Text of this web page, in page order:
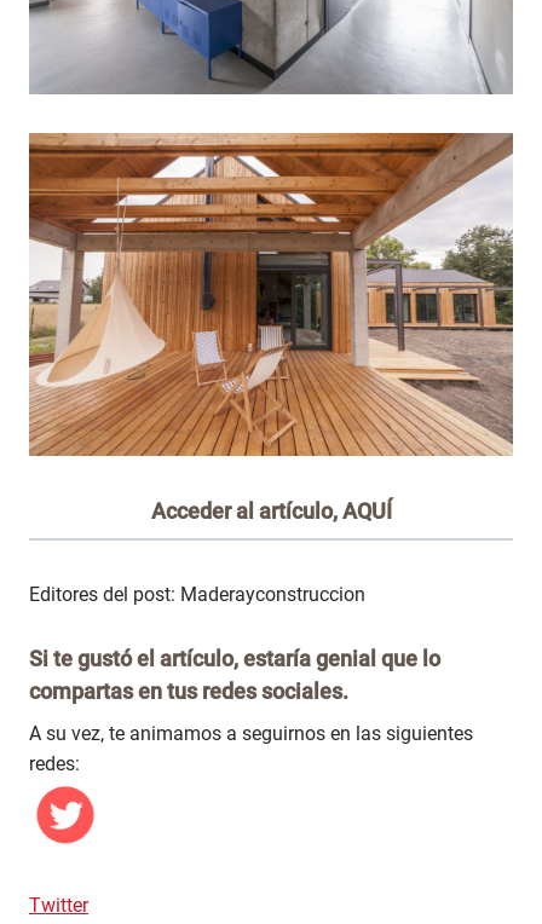
Acceder al artículo,AQUÍ
Editores del post: Maderayconstruccion
Si te gustó el artículo, estaría genial que lo
compartas en tus redes sociales.
A su vez, te animamos a seguirnos en las siguientes
redes:
Twitter